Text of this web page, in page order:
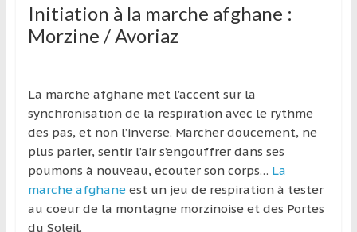
Initiation à la marche afghane :
Morzine / Avoriaz
La marche afghane met l’accent sur la
synchronisation de la respiration avec le rythme
des pas, et non l’inverse. Marcher doucement, ne
plus parler, sentir l’air s’engouffrer dans ses
poumons à nouveau, écouter son corps… La
marche afghaneest un jeu de respiration à tester
au coeur de la montagne morzinoise et des Portes
du Soleil.